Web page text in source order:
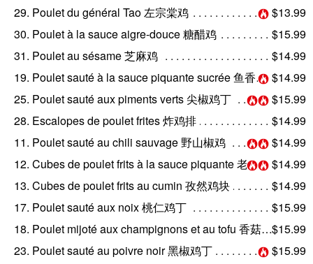
29. Poulet du général Tao 左宗棠鸡
$13.99
30. Poulet à la sauce aigre-douce 糖醋鸡
$15.99
31. Poulet au sésame 芝麻鸡
$14.99
19. Poulet sauté à la sauce piquante sucrée 鱼香鸡丁 $14.99
25. Poulet sauté aux piments verts 尖椒鸡丁
$15.99
28. Escalopes de poulet frites 炸鸡排
$14.99
11. Poulet sauté au chili sauvage 野山椒鸡
$14.99
12. Cubes de poulet frits à la sauce piquante 老干妈鸡丁$14.99
13. Cubes de poulet frits au cumin 孜然鸡块
$14.99
17. Poulet sauté aux noix 桃仁鸡丁
$15.99
18. Poulet mijoté aux champignons et au tofu 香菇鸡丁豆腐煲$15.99
23. Poulet sauté au poivre noir 黑椒鸡丁
$15.99